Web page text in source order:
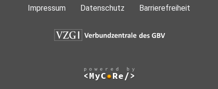
Impressum Datenschutz Barrierefreiheit